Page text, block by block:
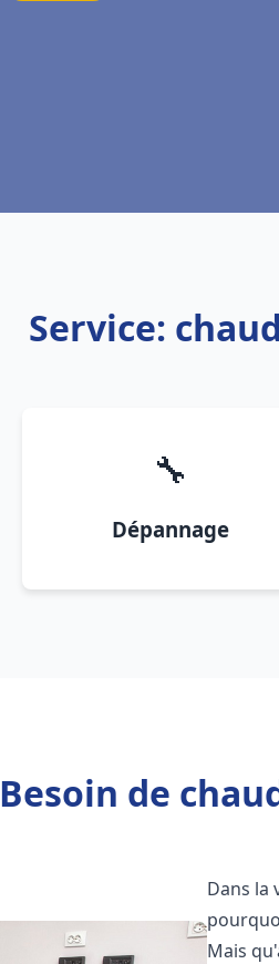
Service:
🔧
Dépannage
Besoin de
Dans la
Mais